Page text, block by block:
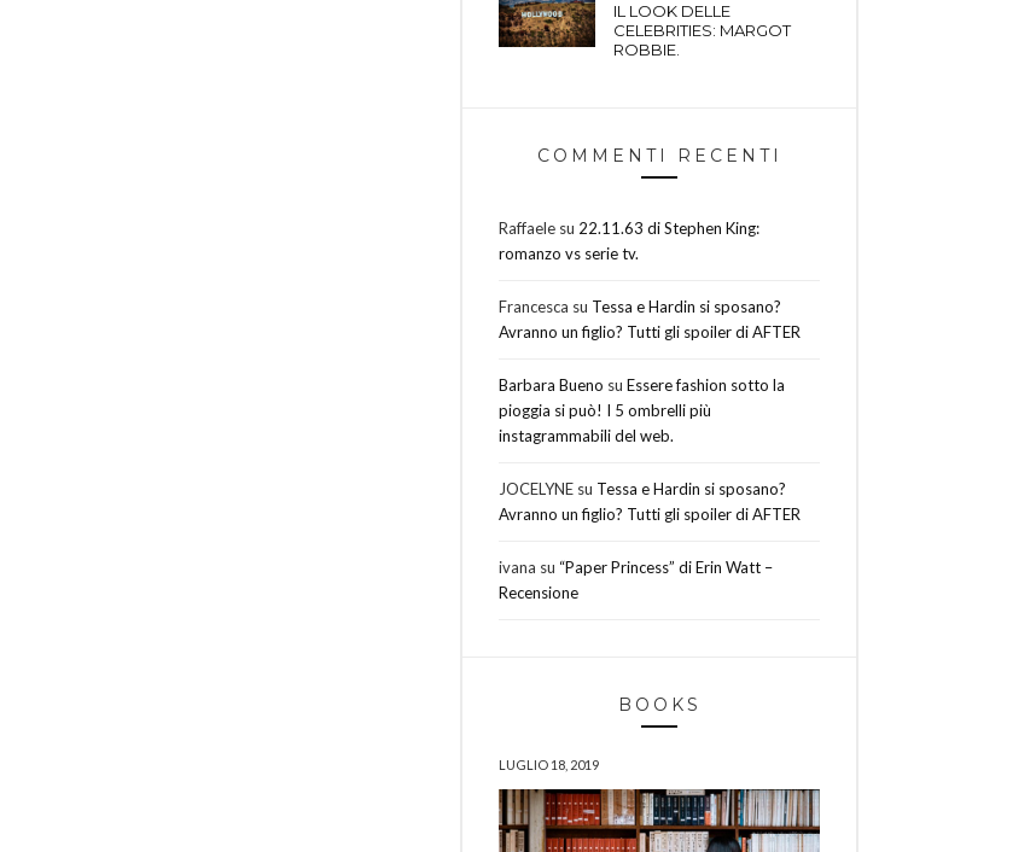
IL LOOK DELLE
CELEBRITIES: MARGOT
ROBBIE.
COMMENTI RECENTI
Raffaele su 22.11.63 di Stephen King:
romanzo vs serie tv.
Francesca su Tessa e Hardin si sposano?
Avranno un figlio? Tutti gli spoiler di AFTER
Barbara Bueno su Essere fashion sotto la
pioggia si può! I 5 ombrelli più
instagrammabili del web.
JOCELYNE su Tessa e Hardin si sposano?
Avranno un figlio? Tutti gli spoiler di AFTER
ivana su “Paper Princess” di Erin Watt –
Recensione
BOOKS
LUGLIO 18, 2019